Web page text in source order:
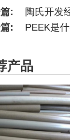
篇: 陶氏开发
篇: PEEK是
产品